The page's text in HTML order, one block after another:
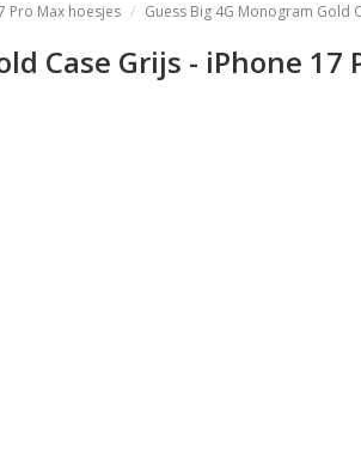
Pro Max hoesjes Guess Big 4G Monogram Gold
Case Grijs - iPhone 17